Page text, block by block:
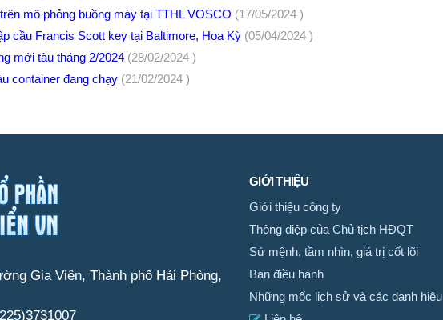
mô phỏng buồng máy tại TTHL VOSCO (17/05/2024 )
cầu Francis Scott key tại Baltimore, Hoa Kỳ (05/04/2024 )
mới tàu tháng 2/2024 (28/02/2024 )
container đang chạy (21/02/2024 )
Gia Viên, Thành phố Hải Phòng,
GIỚI THIỆU
Giới thiệu công ty
Thông điệp của Chủ tịch HĐQT
Sứ mệnh, tầm nhìn, giá trị cốt lõi
Ban điều hành
Những mốc lịch sử và các danh hiệu